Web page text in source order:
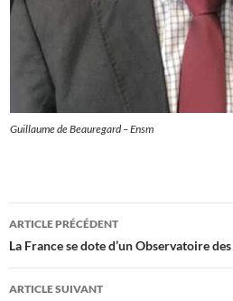
Guillaume de Beauregard – Ensm
Navigation
des
articles
ARTICLE PRÉCÉDENT
La France se dote d’un Observatoire
ARTICLE SUIVANT